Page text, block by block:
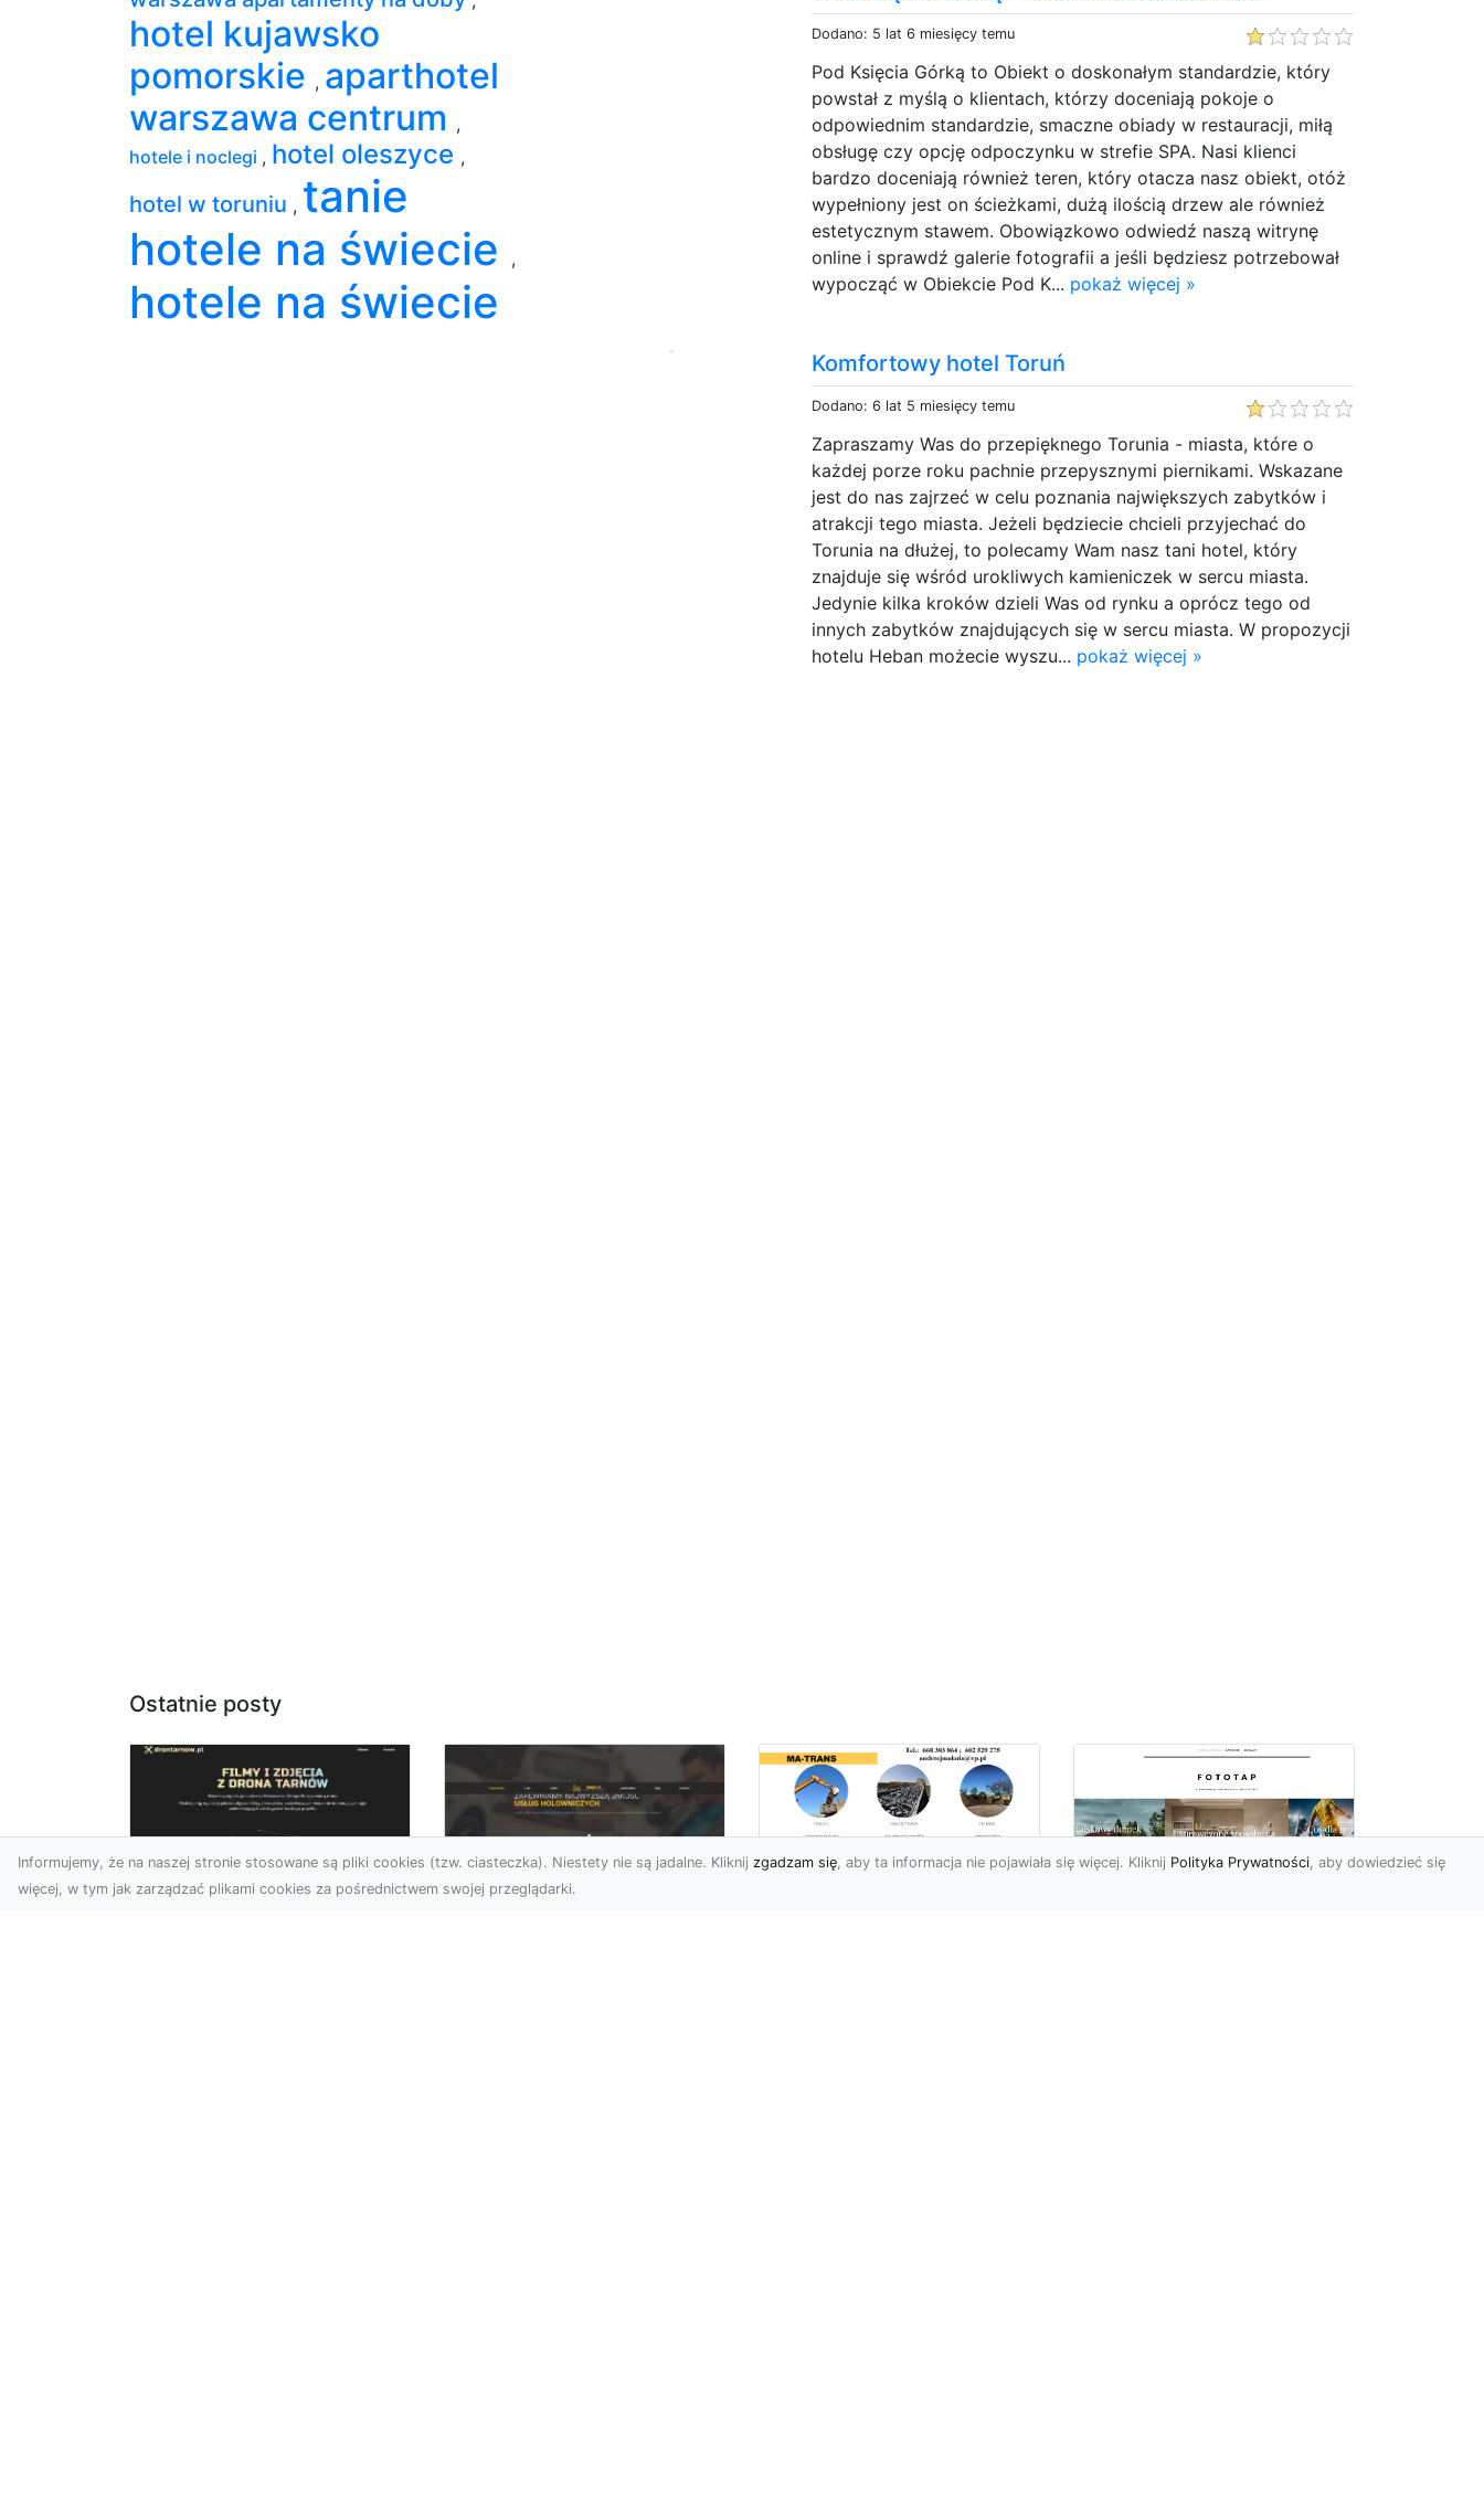
Dodano: 5 lat 6 miesięcy temu
Pod Księcia Górką to Obiekt o doskonałym standardzie, który
powstał z myślą o klientach, którzy doceniają pokoje o
odpowiednim standardzie, smaczne obiady w restauracji, miłą
obsługę czy opcję odpoczynku w strefie SPA. Nasi klienci
bardzo doceniają również teren, który otacza nasz obiekt, otóż
wypełniony jest on ścieżkami, dużą ilością drzew ale również
estetycznym stawem. Obowiązkowo odwiedź naszą witrynę
online i sprawdź galerie fotografii a jeśli będziesz potrzebował
wypocząć w Obiekcie Pod K... pokaż więcej »
Komfortowy hotel Toruń
Dodano: 6 lat 5 miesięcy temu
Zapraszamy Was do przepięknego Torunia - miasta, które o
każdej porze roku pachnie przepysznymi piernikami. Wskazane
jest do nas zajrzeć w celu poznania największych zabytków i
atrakcji tego miasta. Jeżeli będziecie chcieli przyjechać do
Torunia na dłużej, to polecamy Wam nasz tani hotel, który
znajduje się wśród urokliwych kamieniczek w sercu miasta.
Jedynie kilka kroków dzieli Was od rynku a oprócz tego od
innych zabytków znajdujących się w sercu miasta. W propozycji
hotelu Heban możecie wyszu... pokaż więcej »
hotel kujawsko
pomorskie , aparthotel
warszawa centrum ,
hotele i noclegi , hotel oleszyce ,
hotel w toruniu , tanie
hotele na świecie
,
hotele na świecie
Ostatnie posty
Informujemy, że na naszej stronie stosowane są pliki cookies (tzw. ciasteczka). Niestety nie są jadalne. Kliknij zgadzam się, aby ta informacja nie pojawiała się więcej. Kliknij Polityka Prywatności, aby dowiedzieć się
więcej, w tym jak zarządzać plikami cookies za pośrednictwem swojej przeglądarki.